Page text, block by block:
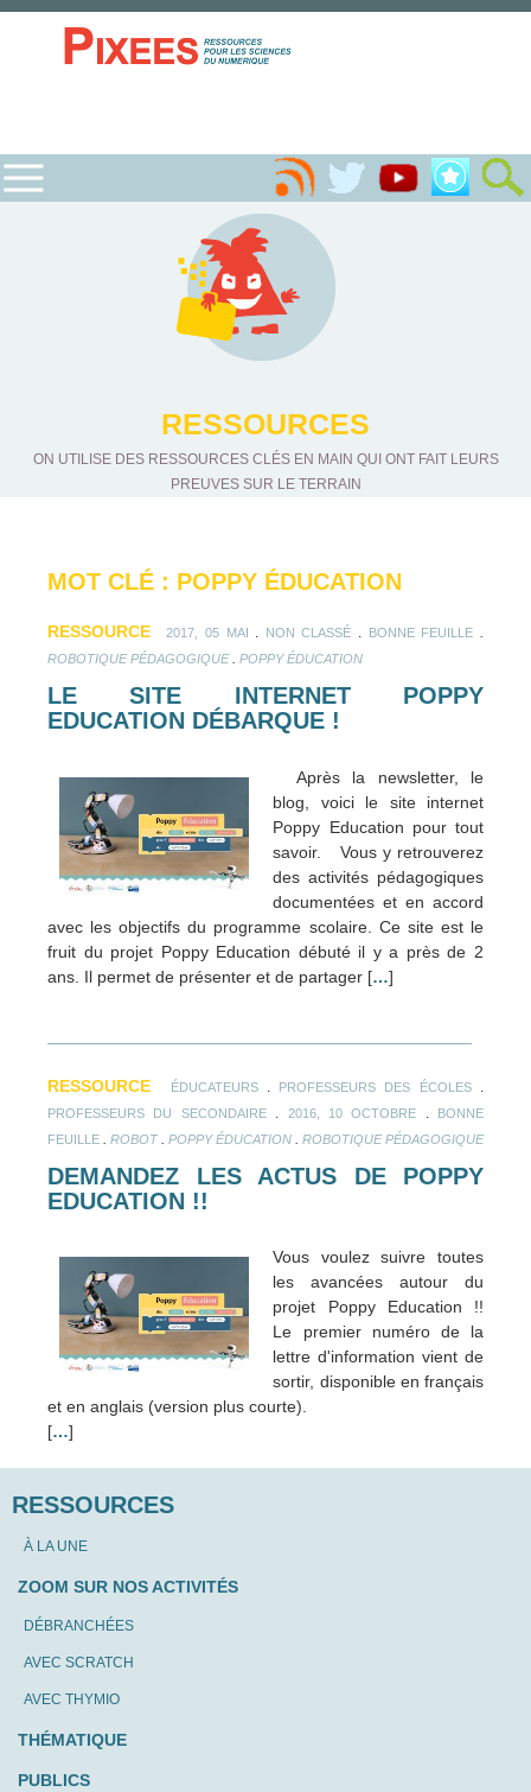
RESSOURCES
ON UTILISE DES RESSOURCES CLÉS EN MAIN QUI ONT FAIT LEURS
PREUVES SUR LE TERRAIN
MOT CLÉ : POPPY ÉDUCATION
RESSOURCE 2017, 05 MAI NON CLASSÉ BONNE FEUILLE
ROBOTIQUE PÉDAGOGIQUE. POPPY ÉDUCATION
LE SITE INTERNET POPPY
EDUCATION DÉBARQUE !
Après la newsletter, le
blog, voici le site internet
Poppy Education pour tout
savoir. Vous y retrouverez
des activités pédagogiques
documentées et en accord
avec les objectifs du programme scolaire. Ce site est le
fruit du projet Poppy Education débuté il y a près de 2
ans. Il permet de présenter et de partager […]
RESSOURCE ÉDUCATEURS. PROFESSEURS DES ÉCOLES.
PROFESSEURS DU SECONDAIRE. 2016, 10 OCTOBRE
BONNE
FEUILLE
ROBOT. POPPY ÉDUCATION ROBOTIQUE PÉDAGOGIQUE
DEMANDEZ LES ACTUS DE POPPY
EDUCATION !!
Vous voulez suivre toutes
les avancées autour du
projet Poppy Education !!
Le premier numéro de la
lettre d'information vient de
sortir, disponible en français
et en anglais (version plus courte).
[…]
RESSOURCES
À LA UNE
ZOOM SUR NOS ACTIVITÉS
DÉBRANCHÉES
AVEC SCRATCH
AVEC THYMIO
THÉMATIQUE
PUBLICS